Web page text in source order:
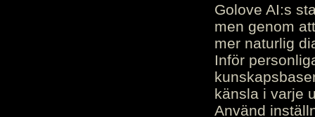
Golove AI:s
men genom
mer naturlig
Inför
känsla i varje
Använd